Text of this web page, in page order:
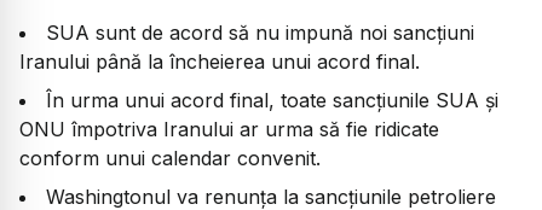
SUA sunt de acord să nu impună noi sancțiuni
Iranului până la încheierea unui acord final.
În urma unui acord final, toate sancțiunile SUA și
ONU împotriva Iranului ar urma să fie ridicate
conform unui calendar convenit.
Washingtonul va renunța la sancțiunile petroliere